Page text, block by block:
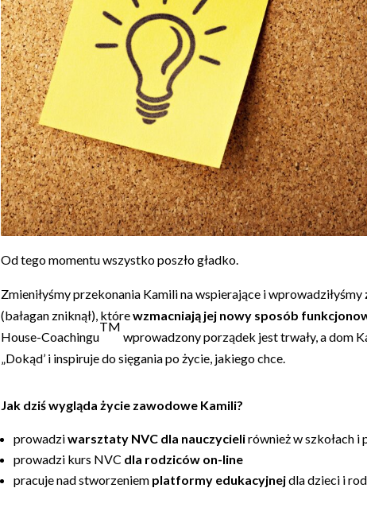
Od tego momentu wszystko poszło gładko.
Zmieniłyśmy przekonania Kamili na wspierające i wprowadziłyśmy
(bałagan zniknął), którewzmacniają jej nowy sposób
House-Coachingu
TM
wprowadzony porządek jest trwały, a dom
„Dokąd’ i inspiruje do sięgania po życie, jakiego chce.
Jak dziś wygląda życie zawodowe Kamili?
prowadziwarsztaty NVC dla nauczycielirównież w szkołach i
prowadzi kurs NVC dla rodziców on-line
pracuje nad stworzeniem platformy edukacyjnejdla dzieci i